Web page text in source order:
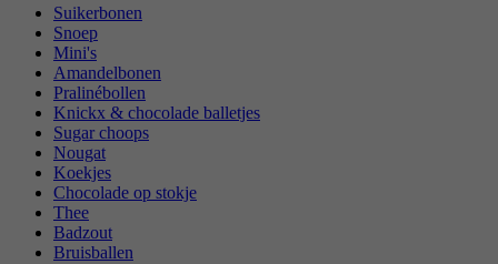
Suikerbonen
Snoep
Mini's
Amandelbonen
Pralinébollen
Knickx & chocolade balletjes
Sugar choops
Nougat
Koekjes
Chocolade op stokje
Thee
Badzout
Bruisballen